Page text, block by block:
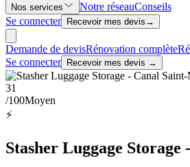
Nos services Notre réseauConseils
Se connecter
Recevoir mes devis →
Demande de devisRénovation complète
Se connecter
Recevoir mes devis →
31
/100Moyen
⚡
Stasher Luggage